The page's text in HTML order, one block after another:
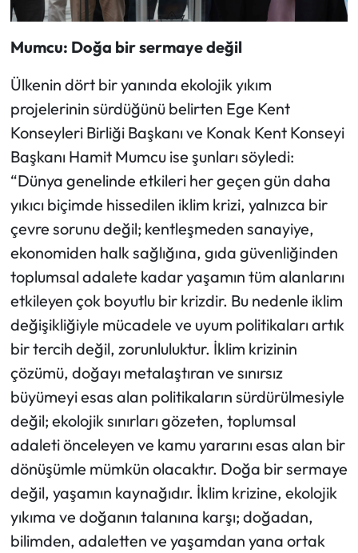
Mumcu: Doğa bir sermaye değil
Ülkenin dört bir yanında ekolojik yıkım
projelerinin sürdüğünü belirten Ege Kent
Konseyleri Birliği Başkanı ve Konak Kent Konseyi
Başkanı Hamit Mumcu ise şunları söyledi:
“Dünya genelinde etkileri her geçen gün daha
yıkıcı biçimde hissedilen iklim krizi, yalnızca bir
çevre sorunu değil; kentleşmeden sanayiye,
ekonomiden halk sağlığına, gıda güvenliğinden
toplumsal adalete kadar yaşamın tüm alanlarını
etkileyen çok boyutlu bir krizdir. Bu nedenle iklim
değişikliğiyle mücadele ve uyum politikaları artık
bir tercih değil, zorunluluktur. İklim krizinin
çözümü, doğayı metalaştıran ve sınırsız
büyümeyi esas alan politikaların sürdürülmesiyle
değil; ekolojik sınırları gözeten, toplumsal
adaleti önceleyen ve kamu yararını esas alan bir
dönüşümle mümkün olacaktır. Doğa bir sermaye
değil, yaşamın kaynağıdır. İklim krizine, ekolojik
yıkıma ve doğanın talanına karşı; doğadan,
bilimden, adaletten ve yaşamdan yana ortak